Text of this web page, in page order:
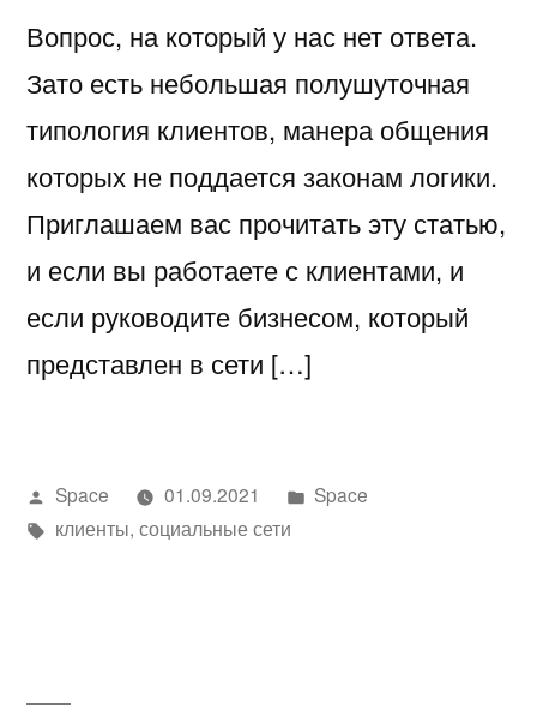
Вопрос, на который у нас нет ответа.
Зато есть небольшая полушуточная
типология клиентов, манера общения
которых не поддается законам логики.
Приглашаем вас прочитать эту статью,
и если вы работаете с клиентами, и
если руководите бизнесом, который
представлен в сети […]
Написано
автором
Space 01.09.2021
Написано
Space
Метки:
клиенты, социальные сети